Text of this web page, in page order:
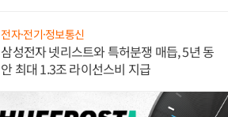
전자·전기·정보통신
삼성전자 넷리스트와 특허분쟁 매듭, 5년 동
안 최대 1.3조 라이선스비 지급